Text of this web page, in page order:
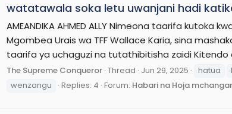
watatawala soka letu uwanjani hadi
AMEANDIKA AHMED ALLY Nimeona taarifa kutoka
Mgombea Urais wa TFF Wallace Karia, sina
taarifa ya uchaguzi na tutathibitisha zaidi Kitendo
The Supreme Conqueror Thread Jun 29, 2025 hatua
wenzangu
Replies: 4 Forum: Habari na Hoja